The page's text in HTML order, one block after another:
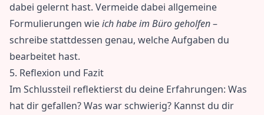
dabei gelernt hast. Vermeide dabei allgemeine
Formulierungen wieich habe im Büro geholfen–
schreibe stattdessen genau, welche Aufgaben du
bearbeitet hast.
5. Reflexion und Fazit
Im Schlussteil reflektierst du deine Erfahrungen: Was
hat dir gefallen? Was war schwierig? Kannst du dir